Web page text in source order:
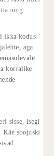
ning
ikka kodus
aga
korralike
sisse, isegi
Käe soojuski